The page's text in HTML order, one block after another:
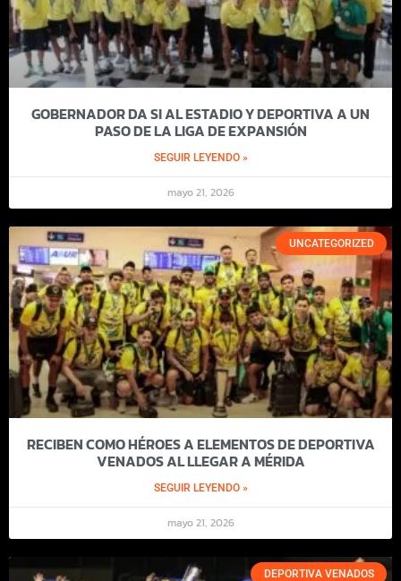
GOBERNADOR DA SI AL ESTADIO Y DEPORTIVA A UN
PASO DE LA LIGA DE EXPANSIÓN
SEGUIR LEYENDO »
mayo 21, 2026
UNCATEGORIZED
RECIBEN COMO HÉROES A ELEMENTOS DE DEPORTIVA
VENADOS AL LLEGAR A MÉRIDA
SEGUIR LEYENDO »
mayo 21, 2026
DEPORTIVA VENADOS